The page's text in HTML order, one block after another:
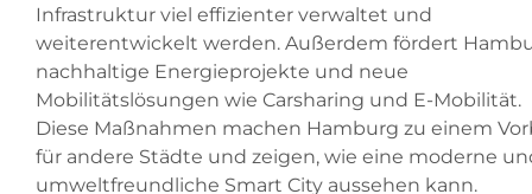
Infrastruktur viel effizienter verwaltet und
weiterentwickelt werden. Außerdem fördert
nachhaltige Energieprojekte und neue
Mobilitätslösungen wie Carsharing und E-Mobilität.
Diese Maßnahmen machen Hamburg zu einem
für andere Städte und zeigen, wie eine moderne
umweltfreundliche Smart City aussehen kann.